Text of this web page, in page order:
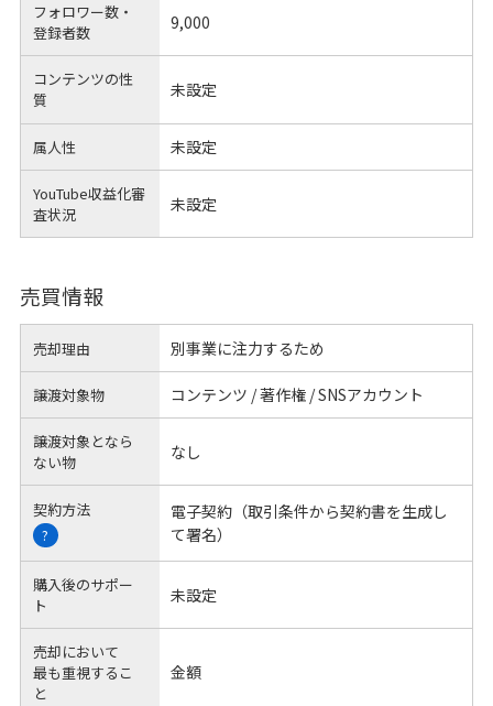
フォロワー数・
登録者数
9,000
コンテンツの性
質
未設定
属人性 未設定
YouTube収益化審
査状況
未設定
売買情報
売却理由 別事業に注力するため
譲渡対象物 コンテンツ / 著作権 / SNSアカウント
譲渡対象となら
ない物
なし
契約方法
?
電子契約（取引条件から契約書を生成し
て署名）
購入後のサポー
ト
未設定
売却において
最も重視するこ
と
金額